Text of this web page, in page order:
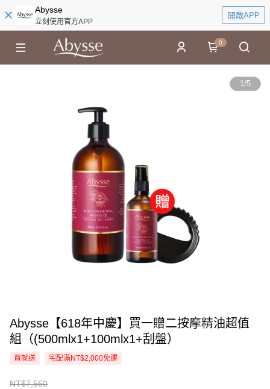
Abysse
立刻使用官方APP
開啟APP
0
1/5
Abysse【618年中慶】買一贈二按摩精油超值
組（(500mlx1+100mlx1+刮盤）
買就送 宅配滿NT$2,000免運
NT$7,560